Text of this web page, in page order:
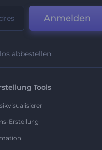
Anmelden
abbestellen.
Tools
Erstellung